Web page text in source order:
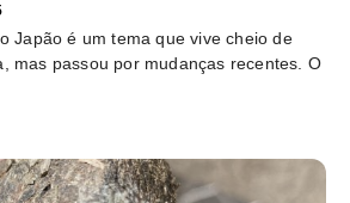
Japão é um tema que vive cheio de
mas passou por mudanças recentes. O